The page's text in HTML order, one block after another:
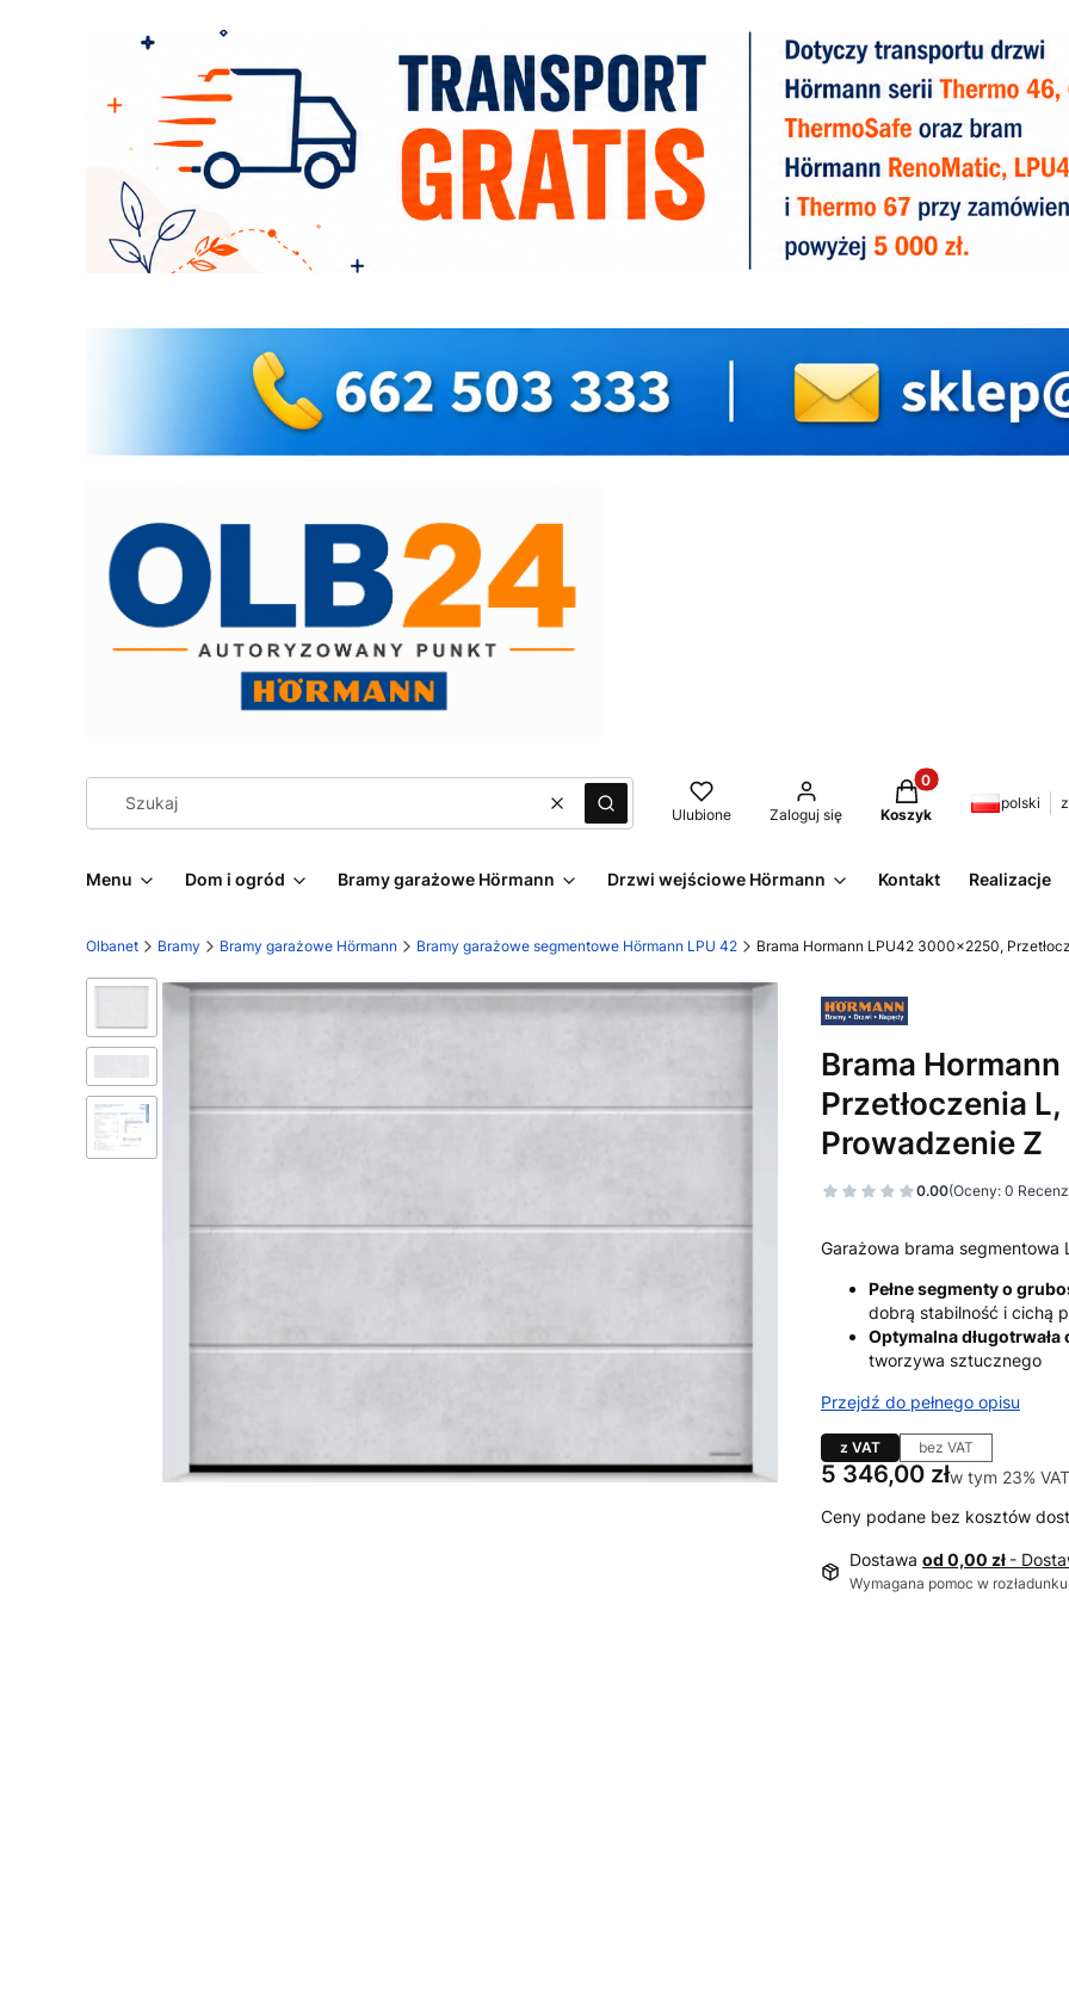
WyczyśćSzukaj Ulubione Zaloguj się
Produkty w
Koszyk
polski
Menu Dom i ogród Bramy garażowe Hörmann Drzwi wejściowe Hörmann Kontakt Realizacje
Olbanet Bramy Bramy garażowe Hörmann Bramy garażowe segmentowe Hörmann LPU 42 Brama Hormann LPU42 3000x2250,
Brama
Przetłoczenia
Prowadzenie Z
0.00(Oceny: 0
Garażowa brama segmentowa
Pełne segmenty o
dobrą stabilność i cichą
Optymalna długotrwała
tworzywa sztucznego
Przejdź do pełnego opisu
z VAT bez VAT
Cena
5 346,00 złw tym 23% VAT
w tym 23% VAT
Ceny podane bez kosztów
Dostawa od 0,00 zł -
Wymagana pomoc w